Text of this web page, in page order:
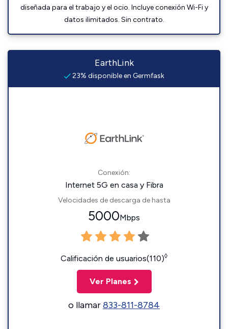
diseñada para el trabajo y el ocio. Incluye conexión Wi-Fi y
datos ilimitados. Sin contrato.
EarthLink
23% disponible en Germfask
Conexión:
Internet 5G en casa y Fibra
Velocidades de descarga de hasta
5000Mbps
Calificación de usuarios(110)◊
Ver Planes
o llamar833-811-8784